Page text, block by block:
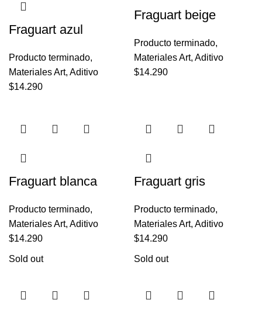
Fraguart azul
Producto terminado,
Materiales Art, Aditivo
$14.290
Fraguart beige
Producto terminado,
Materiales Art, Aditivo
$14.290
Fraguart blanca
Producto terminado,
Materiales Art, Aditivo
$14.290
Fraguart gris
Producto terminado,
Materiales Art, Aditivo
$14.290
Sold out Sold out